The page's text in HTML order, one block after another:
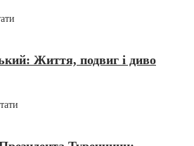
Життя, подвиг і диво